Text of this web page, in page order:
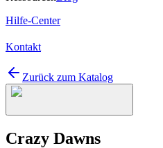
Hilfe-Center
Kontakt
Zurück zum Katalog
Crazy Dawns